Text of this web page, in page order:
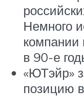
Немного
компании
в 90-е
«ЮТэйр»
позицию